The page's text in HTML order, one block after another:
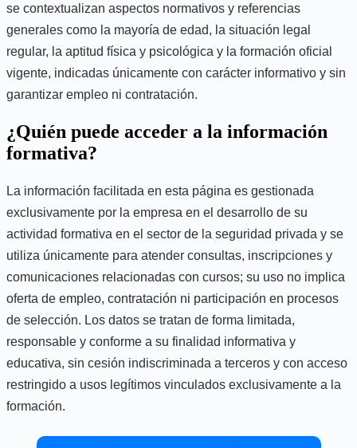
se contextualizan aspectos normativos y referencias
generales como la mayoría de edad, la situación legal
regular, la aptitud física y psicológica y la formación oficial
vigente, indicadas únicamente con carácter informativo y sin
garantizar empleo ni contratación.
¿Quién puede acceder a la información
formativa?
La información facilitada en esta página es gestionada
exclusivamente por la empresa en el desarrollo de su
actividad formativa en el sector de la seguridad privada y se
utiliza únicamente para atender consultas, inscripciones y
comunicaciones relacionadas con cursos; su uso no implica
oferta de empleo, contratación ni participación en procesos
de selección. Los datos se tratan de forma limitada,
responsable y conforme a su finalidad informativa y
educativa, sin cesión indiscriminada a terceros y con acceso
restringido a usos legítimos vinculados exclusivamente a la
formación.